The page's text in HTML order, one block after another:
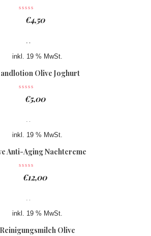
€4,50
inkl. 19 % MwSt.
Olive Joghurt
€5,00
inkl. 19 % MwSt.
Anti-Aging Nachtcreme
€12,00
inkl. 19 % MwSt.
Reinigungsmilch Olive